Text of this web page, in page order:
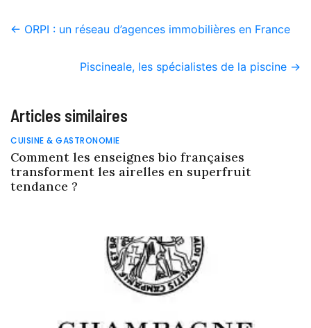
← ORPI : un réseau d’agences immobilières en France
Piscineale, les spécialistes de la piscine →
Articles similaires
CUISINE & GASTRONOMIE
Comment les enseignes bio françaises
transforment les airelles en superfruit
tendance ?